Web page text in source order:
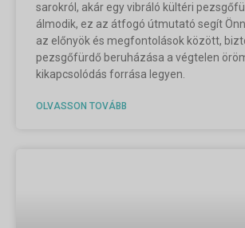
sarokról, akár egy vibráló kültéri
álmodik, ez az átfogó útmutató segít
az előnyök és megfontolások között,
pezsgőfürdő beruházása a végtelen
kikapcsolódás forrása legyen.
OLVASSON TOVÁBB